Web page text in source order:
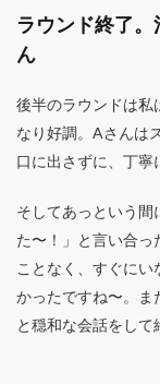
ラウンド終了
ん
後半のラウンドは私
なり好調。Aさんは
口に出さずに、丁寧
そしてあっという間
た〜！」と言い合っ
ことなく、すぐに
かったですね〜。ま
と穏和な会話をして